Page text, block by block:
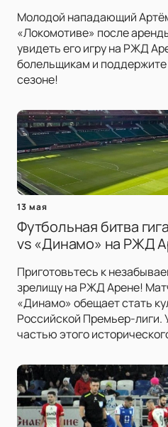
Молодой нападающий
«Локомотиве» после
увидеть его игру на РЖД
болельщикам и
сезоне!
13 мая
Футбольная битва
vs «Динамо» на РЖД
Приготовьтесь к
зрелищу на РЖД Арене!
«Динамо» обещает стать
Российской Премьер-лиги.
частью этого